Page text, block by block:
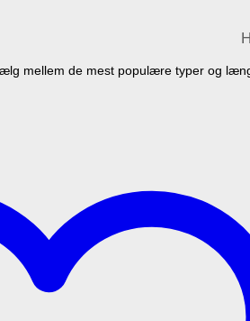
mellem de mest populære typer og